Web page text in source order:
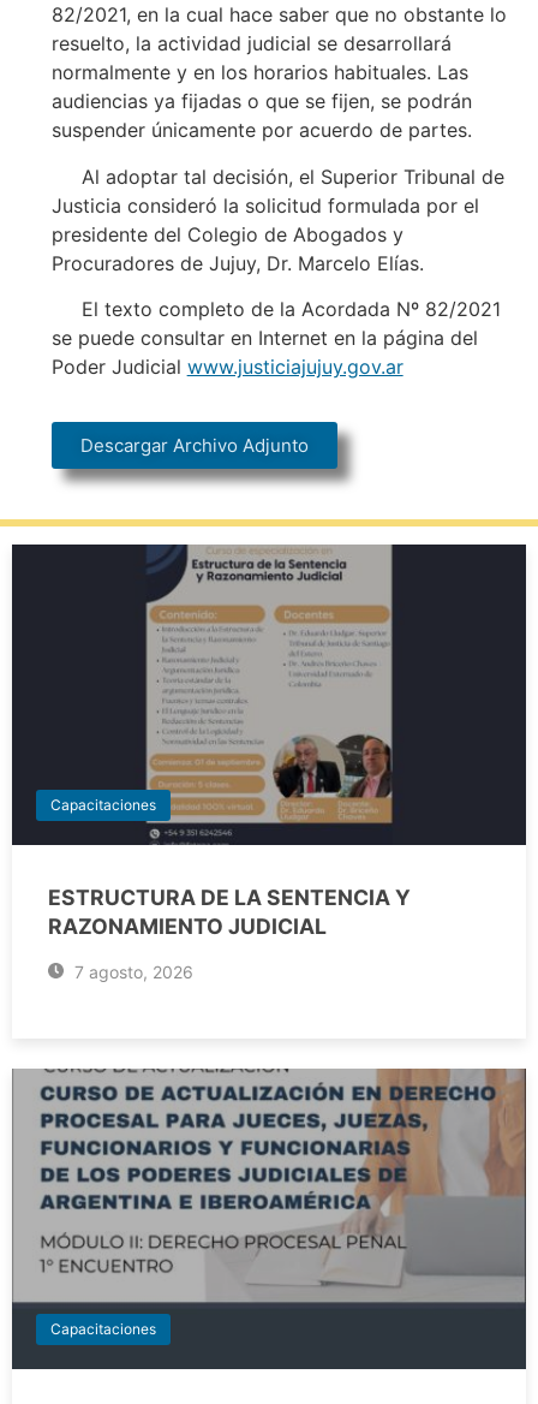
82/2021, en la cual hace saber que no obstante lo
resuelto, la actividad judicial se desarrollará
normalmente y en los horarios habituales. Las
audiencias ya fijadas o que se fijen, se podrán
suspender únicamente por acuerdo de partes.
Al adoptar tal decisión, el Superior Tribunal de
Justicia consideró la solicitud formulada por el
presidente del Colegio de Abogados y
Procuradores de Jujuy, Dr. Marcelo Elías.
El texto completo de la Acordada Nº 82/2021
se puede consultar en Internet en la página del
Poder Judicial www.justiciajujuy.gov.ar
Descargar Archivo Adjunto
Capacitaciones
ESTRUCTURA DE LA SENTENCIA Y
RAZONAMIENTO JUDICIAL
7 agosto, 2026
Capacitaciones